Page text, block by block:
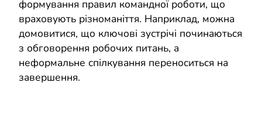
формування правил командної роботи, що
враховують різноманіття. Наприклад, можна
домовитися, що ключові зустрічі починаються
з обговорення робочих питань, а
неформальне спілкування переноситься на
завершення.